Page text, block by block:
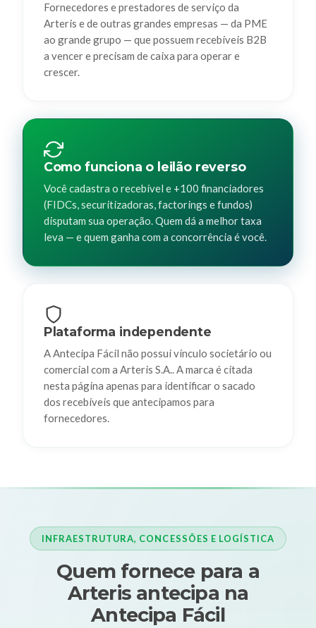
Fornecedores e prestadores de serviço da
Arteris e de outras grandes empresas — da PME
ao grande grupo — que possuem recebíveis B2B
a vencer e precisam de caixa para operar e
crescer.
Como funciona o leilão reverso
Você cadastra o recebível e +100 financiadores
(FIDCs, securitizadoras, factorings e fundos)
disputam sua operação. Quem dá a melhor taxa
leva — e quem ganha com a concorrência é você.
Plataforma independente
A Antecipa Fácil não possui vínculo societário ou
comercial com a Arteris S.A.. A marca é citada
nesta página apenas para identificar o sacado
dos recebíveis que antecipamos para
fornecedores.
INFRAESTRUTURA, CONCESSÕES E LOGÍSTICA
Quem fornece para a
Arteris antecipa na
Antecipa Fácil